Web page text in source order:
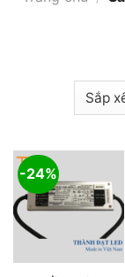
-24%